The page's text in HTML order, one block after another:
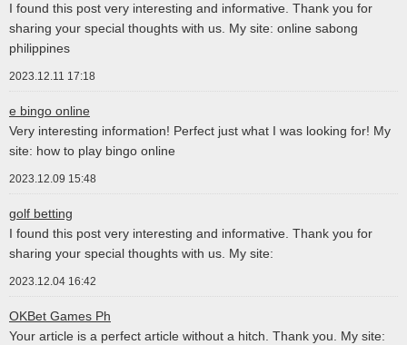
I found this post very interesting and informative. Thank you for
sharing your special thoughts with us. My site: online sabong
philippines
2023.12.11 17:18
e bingo online
Very interesting information! Perfect just what I was looking for! My
site: how to play bingo online
2023.12.09 15:48
golf betting
I found this post very interesting and informative. Thank you for
sharing your special thoughts with us. My site:
2023.12.04 16:42
OKBet Games Ph
Your article is a perfect article without a hitch. Thank you. My site: